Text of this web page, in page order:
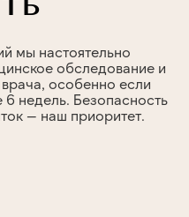
мы настоятельно
обследование и
особенно если
недель. Безопасность
— наш приоритет.